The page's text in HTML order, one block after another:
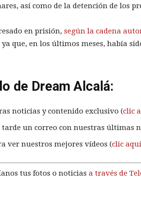
así como de la detención de los
en prisión, según la cadena
que, en los últimos meses, había
de Dream Alcalá:
noticias y contenido exclusivo (clic
tarde un correo con nuestras últimas
ver nuestros mejores vídeos (clic aquí
tus fotos o noticias a través de